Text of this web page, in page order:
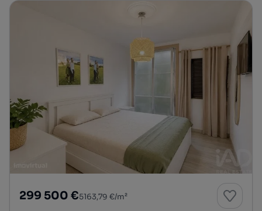
299 500 €5163,79 €/m²